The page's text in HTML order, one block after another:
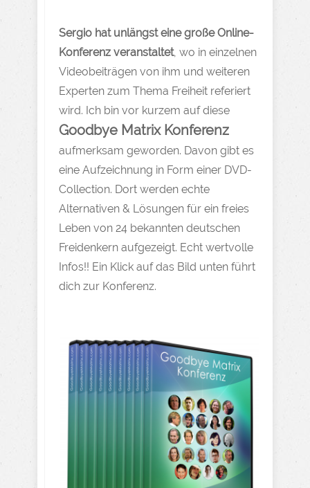
Sergio hat unlängst eine große Online-
Konferenz veranstaltet, wo in einzelnen
Videobeiträgen von ihm und weiteren
Experten zum Thema Freiheit referiert
wird. Ich bin vor kurzem auf diese
Goodbye Matrix Konferenz
aufmerksam geworden. Davon gibt es
eine Aufzeichnung in Form einer DVD-
Collection. Dort werden echte
Alternativen & Lösungen für ein freies
Leben von 24 bekannten deutschen
Freidenkern aufgezeigt. Echt wertvolle
Infos!! Ein Klick auf das Bild unten führt
dich zur Konferenz.